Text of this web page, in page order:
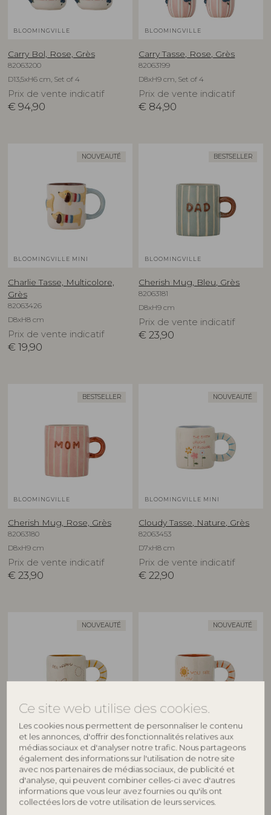
Ce site web utilise des cookies.
Les cookies nous permettent de personnaliser le contenu
et les annonces, d'offrir des fonctionnalités relatives aux
médias sociaux et d'analyser notre trafic. Nous partageons
également des informations sur l'utilisation de notre site
avec nos partenaires de médias sociaux, de publicité et
d'analyse, qui peuvent combiner celles-ci avec d'autres
informations que vous leur avez fournies ou qu'ils ont
collectées lors de votre utilisation de leurs services.
BLOOMINGVILLE
Carry Bol, Rose, Grès
82063200
D13,5xH6 cm, Set of 4
Prix de vente indicatif
€ 94,90
BLOOMINGVILLE
Carry Tasse, Rose, Grès
82063199
D8xH9 cm, Set of 4
Prix de vente indicatif
€ 84,90
NOUVEAUTÉ
BLOOMINGVILLE MINI
Charlie Tasse, Multicolore,
Grès
82063426
D8xH8 cm
Prix de vente indicatif
€ 19,90
BESTSELLER
BLOOMINGVILLE
Cherish Mug, Bleu, Grès
82063181
D8xH9 cm
Prix de vente indicatif
€ 23,90
BESTSELLER
BLOOMINGVILLE
Cherish Mug, Rose, Grès
82063180
D8xH9 cm
Prix de vente indicatif
€ 23,90
NOUVEAUTÉ
BLOOMINGVILLE MINI
Cloudy Tasse, Nature, Grès
82063453
D7xH8 cm
Prix de vente indicatif
€ 22,90
NOUVEAUTÉ
BLOOMINGVILLE MINI
Cloudy Tasse, Nature, Grès
82063454
D7xH8 cm
Prix de vente indicatif
22,90
NOUVEAUTÉ
BLOOMINGVILLE MINI
Cloudy Tasse, Nature, Grès
82063455
D7xH8 cm
Prix de vente indicatif
€ 22,90